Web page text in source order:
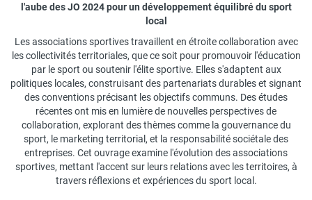
l'aube des JO 2024 pour un développement équilibré du sport
local
Les associations sportives travaillent en étroite collaboration avec
les collectivités territoriales, que ce soit pour promouvoir l'éducation
par le sport ou soutenir l'élite sportive. Elles s'adaptent aux
politiques locales, construisant des partenariats durables et signant
des conventions précisant les objectifs communs. Des études
récentes ont mis en lumière de nouvelles perspectives de
collaboration, explorant des thèmes comme la gouvernance du
sport, le marketing territorial, et la responsabilité sociétale des
entreprises. Cet ouvrage examine l'évolution des associations
sportives, mettant l'accent sur leurs relations avec les territoires, à
travers réflexions et expériences du sport local.